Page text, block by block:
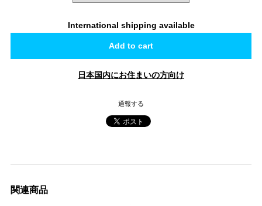
International shipping available
Add to cart
日本国内にお住まいの方向け
通報する
関連商品